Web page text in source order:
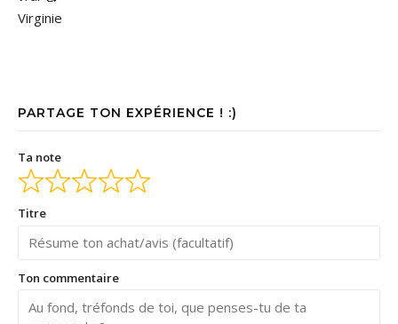
Virginie
PARTAGE TON EXPÉRIENCE ! :)
Ta note
Titre
Ton commentaire